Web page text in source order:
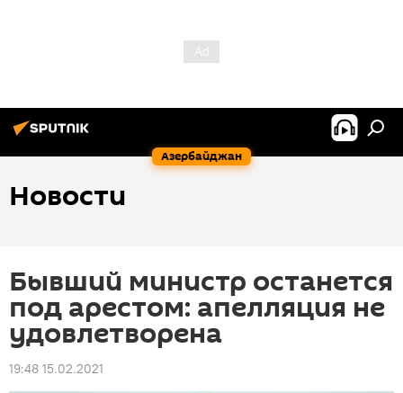
Азербайджан
Новости
Бывший министр останется
под арестом: апелляция не
удовлетворена
19:48 15.02.2021